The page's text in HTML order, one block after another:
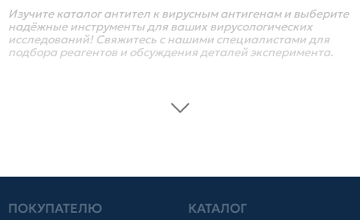
Изучите каталог антител к вирусным антигенам и выберите
надёжные инструменты для ваших вирусологических
исследований! Свяжитесь с нашими специалистами для
подбора реагентов и обсуждения деталей эксперимента.
ПОКУПАТЕЛЮ КАТАЛОГ